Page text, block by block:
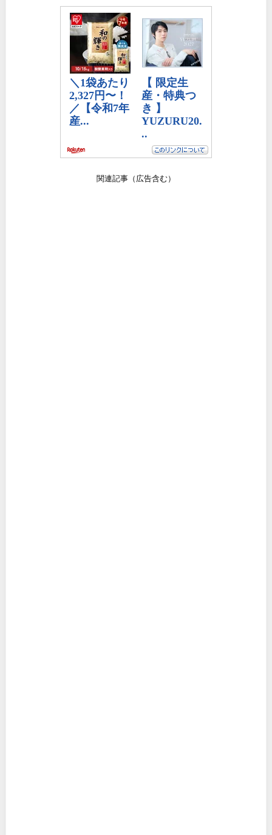
関連記事（広告含む）